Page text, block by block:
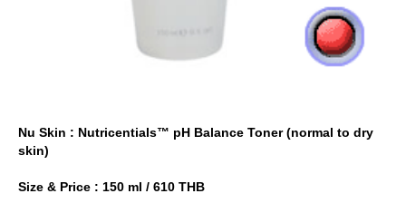
Nu Skin : Nutricentials™ pH Balance Toner (normal to dry
skin)
Size & Price : 150 ml / 610 THB